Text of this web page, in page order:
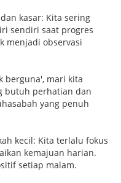
kasar: Kita sering
sendiri saat progres
menjadi observasi
berguna', mari kita
butuh perhatian dan
yang penuh
kecil: Kita terlalu fokus
kemajuan harian.
setiap malam.